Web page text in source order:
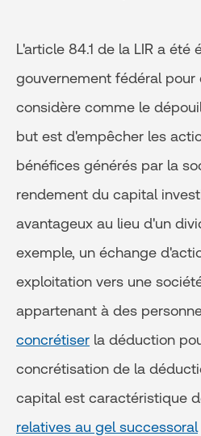
L'article 84.1 de la LIR a été
gouvernement fédéral
considère comme le
but est d'empêcher les
bénéfices générés par la
rendement du capital
avantageux au lieu d'un
exemple, un échange
exploitation vers une
appartenant à des
concrétiser la déduction
concrétisation de la
capital est caractéristique
relatives au gel successoral